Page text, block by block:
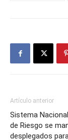
Artículo anterior
Sistema
de Riesgo se
desplegados